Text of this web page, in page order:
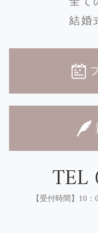
結婚
TEL
【受付時間】10